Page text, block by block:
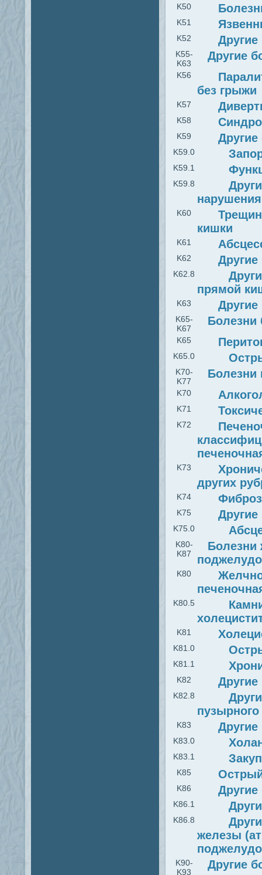
K50
K51
K52
K55-
K63
Другие
K56
без грыжи
K57
K58
K59
K59.0
K59.1
K59.8
нарушения
K60
кишки
K61
K62
K62.8
прямой
K63
K65-
K67
K65
K65.0
K70-
K77
Болезни
K70
K71
K72
K73
других
K74
K75
K75.0
K80-
K87
Болезни
K80
K80.5
K81
K81.0
K81.1
K82
K82.8
пузырного
K83
K83.0
K83.1
K85
K86
K86.1
K86.8
железы
K90-
K93
Другие